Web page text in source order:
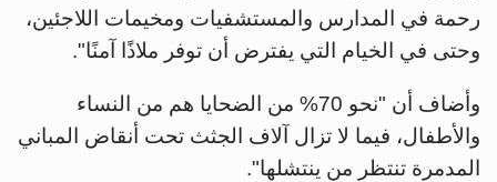
رحمة في المدارس والمستشفيات ومخيمات اللاجئين،
وحتى في الخيام التي يفترض أن توفر ملاذًا آمنًا".
وأضاف أن "نحو 70% من الضحايا هم من النساء
والأطفال، فيما لا تزال آلاف الجثث تحت أنقاض المباني
المدمرة تنتظر من ينتشلها".